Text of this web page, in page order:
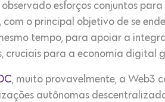
esforços conjuntos
o principal objetivo de se
tempo, para apoiar a
cruciais para a economia digital
, muito provavelmente, a Web3
autônomas